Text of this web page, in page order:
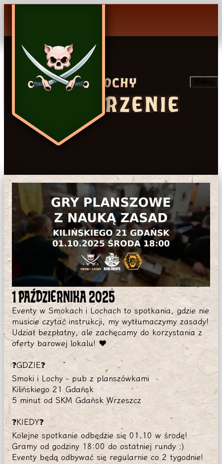
WYDARZENIE
1 PAŹDZIERNIKA 2025
Eventy w Smokach i Lochach to spotkania, gdzie nie
musicie czytać instrukcji, my wytłumaczymy zasady!
Udział bezpłatny, ale zachęcamy do korzystania z
oferty barowej lokalu! ❤️
❓GDZIE❓
Smoki i Lochy - pub z planszówkami
Kilińskiego 21 Gdańsk
5 minut od SKM Gdańsk Wrzeszcz
❓KIEDY❓
Kolejne spotkanie odbędzie się 01.10 w środę!
Gramy od godziny 18:00 do ostatniej rundy ;)
Eventy będą odbywać się regularnie co 2 tygodnie!